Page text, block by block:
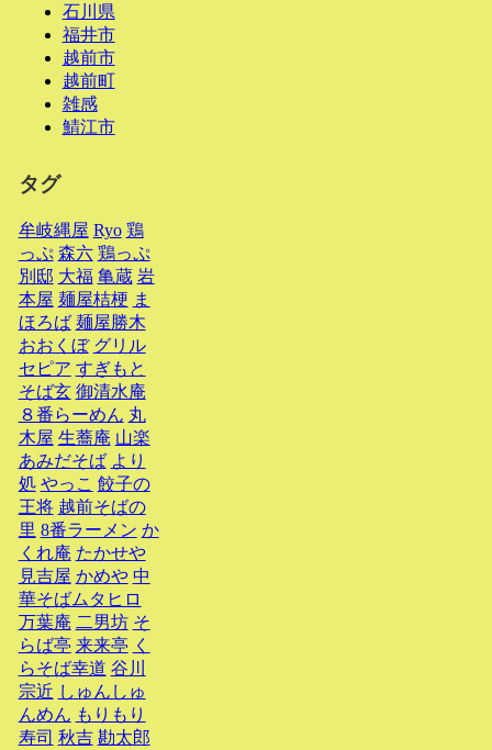
石川県
福井市
越前市
越前町
雑感
鯖江市
タグ
牟岐縄屋 Ryo 鶏
っぷ 森六 鶏っぷ
別邸 大福 亀蔵 岩
本屋 麺屋桔梗 ま
ほろば 麺屋勝木
おおくぼ グリル
セピア すぎもと
そば玄 御清水庵
８番らーめん 丸
木屋 生蕎庵 山楽
あみだそば より
処 やっこ 餃子の
王将 越前そばの
里 8番ラーメン か
くれ庵 たかせや
見吉屋 かめや 中
華そばムタヒロ
万葉庵 二男坊 そ
らば亭 来来亭 く
らそば幸道 谷川
宗近 しゅんしゅ
んめん もりもり
寿司 秋吉 勘太郎